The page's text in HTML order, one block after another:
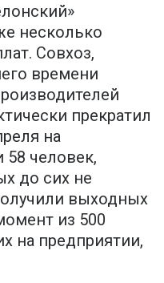
несколько
Совхоз,
времени
прекратил
на
58 человек,
до сих не
выходных
из 500
на предприятии,